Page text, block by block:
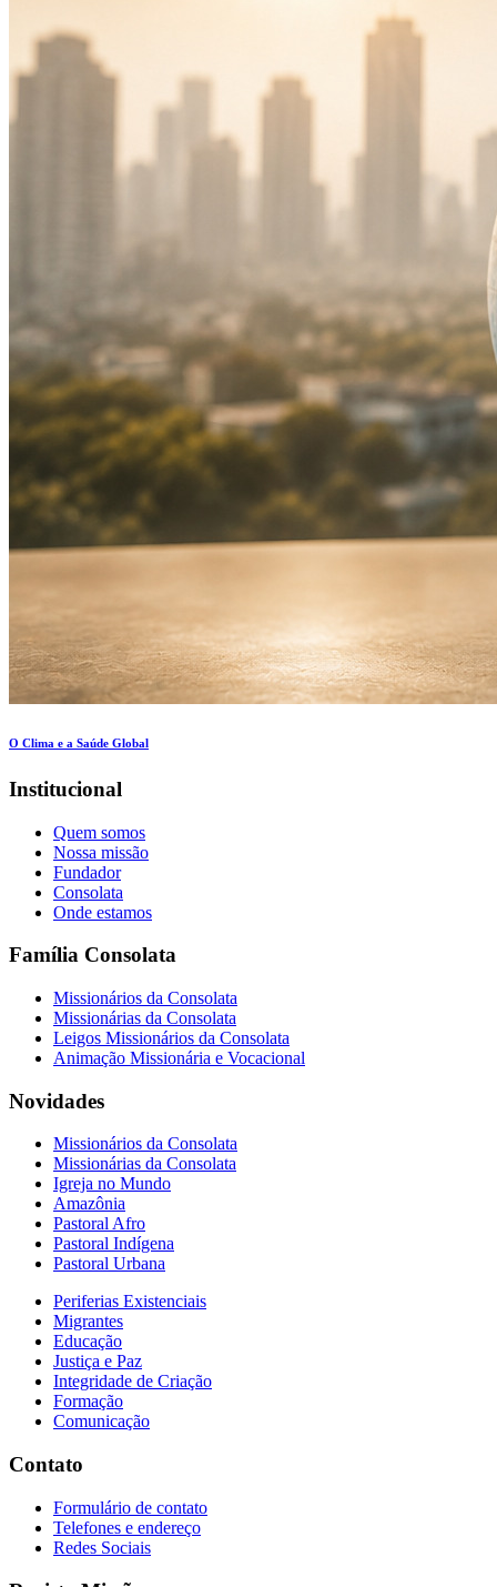
O Clima e a Saúde Global
Institucional
Quem somos
Nossa missão
Fundador
Consolata
Onde estamos
Família Consolata
Missionários da Consolata
Missionárias da Consolata
Leigos Missionários da Consolata
Animação Missionária e Vocacional
Novidades
Missionários da Consolata
Missionárias da Consolata
Igreja no Mundo
Amazônia
Pastoral Afro
Pastoral Indígena
Pastoral Urbana
Periferias Existenciais
Migrantes
Educação
Justiça e Paz
Integridade de Criação
Formação
Comunicação
Contato
Formulário de contato
Telefones e endereço
Redes Sociais